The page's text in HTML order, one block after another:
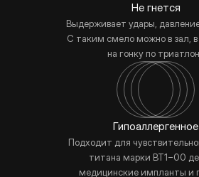
Не гнется
Выдерживает удары,
С таким смело можно в зал,
на гонку по
Гипоаллергенное
Подходит для
титана марки BT1−00
медицинские импланты и